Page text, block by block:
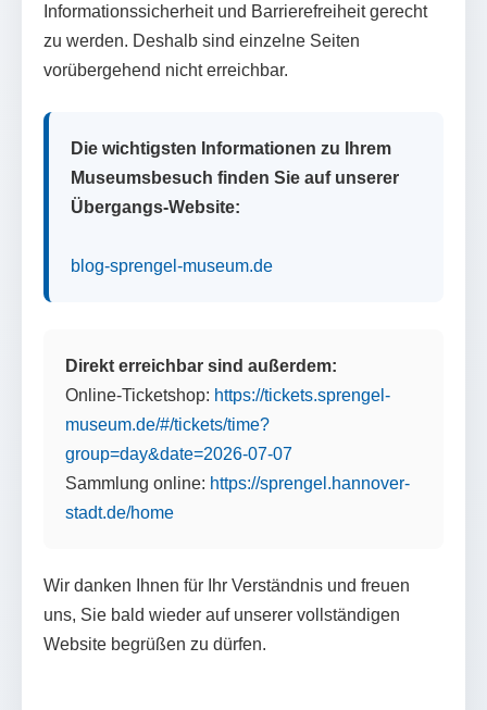
Informationssicherheit und Barrierefreiheit gerecht
zu werden. Deshalb sind einzelne Seiten
vorübergehend nicht erreichbar.
Die wichtigsten Informationen zu Ihrem
Museumsbesuch finden Sie auf unserer
Übergangs-Website:
blog-sprengel-museum.de
Direkt erreichbar sind außerdem:
Online-Ticketshop: https://tickets.sprengel-
museum.de/#/tickets/time?
group=day&date=2026-07-07
Sammlung online: https://sprengel.hannover-
stadt.de/home
Wir danken Ihnen für Ihr Verständnis und freuen
uns, Sie bald wieder auf unserer vollständigen
Website begrüßen zu dürfen.